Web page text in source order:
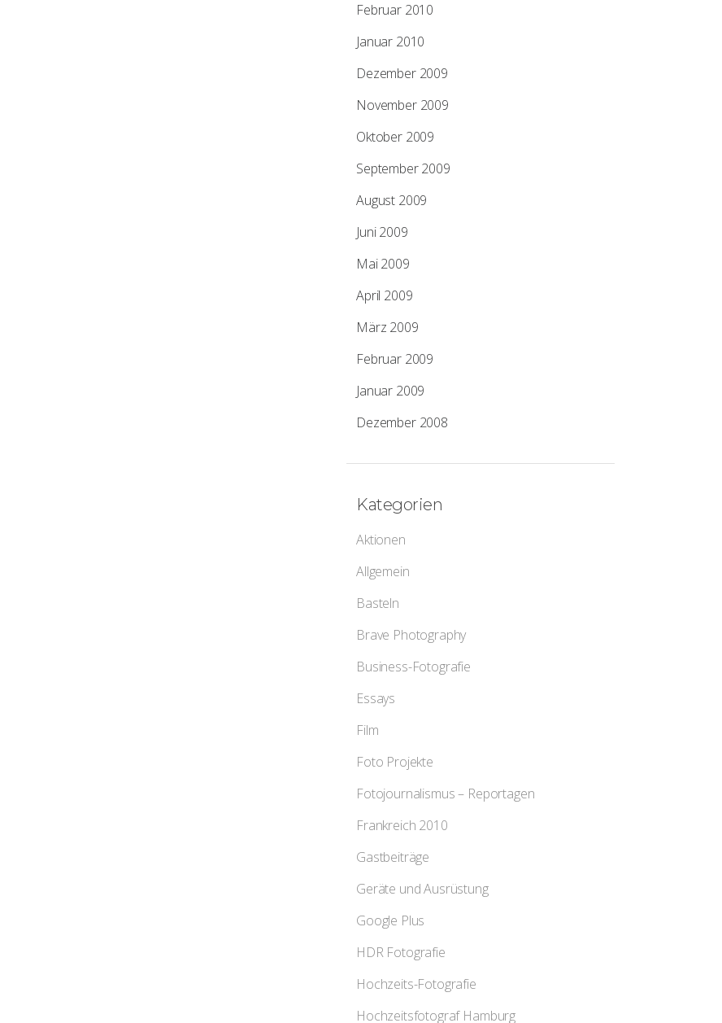
Februar 2010
Januar 2010
Dezember 2009
November 2009
Oktober 2009
September 2009
August 2009
Juni 2009
Mai 2009
April 2009
März 2009
Februar 2009
Januar 2009
Dezember 2008
Kategorien
Aktionen
Allgemein
Basteln
Brave Photography
Business-Fotografie
Essays
Film
Foto Projekte
Fotojournalismus – Reportagen
Frankreich 2010
Gastbeiträge
Geräte und Ausrüstung
Google Plus
HDR Fotografie
Hochzeits-Fotografie
Hochzeitsfotograf Hamburg